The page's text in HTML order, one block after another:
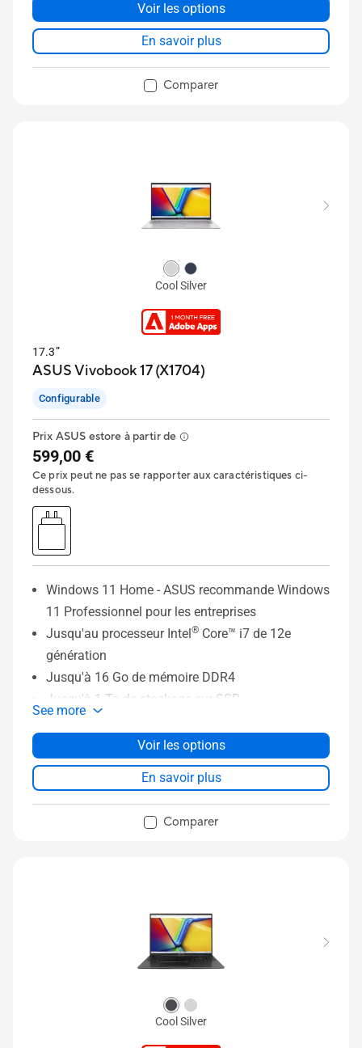
Voir les options
En savoir plus
Comparer
Cool Silver
17.3”
ASUS Vivobook 17 (X1704)
Configurable
Prix ASUS estore à partir de
599,00 €
Ce prix peut ne pas se rapporter aux caractéristiques ci-
dessous.
Windows 11 Home - ASUS recommande Windows
11 Professionnel pour les entreprises
Jusqu'au processeur Intel® Core™ i7 de 12e
génération
Jusqu'à 16 Go de mémoire DDR4
Jusqu'à 1 To de stockage sur SSD
Capteur d'empreintes digitales en option
ASUS Antimicrobial Guard Plus
Durabilité de niveau militaire
See more
Voir les options
En savoir plus
Comparer
Cool Silver